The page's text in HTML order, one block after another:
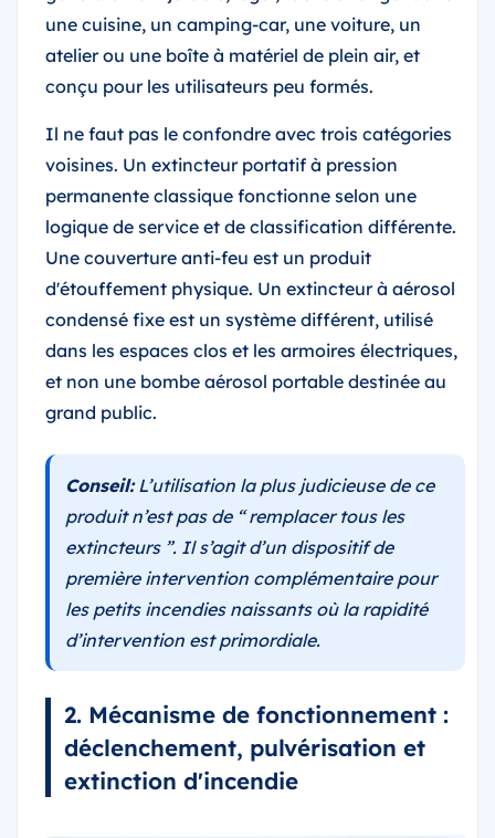
une cuisine, un camping-car, une voiture, un
atelier ou une boîte à matériel de plein air, et
conçu pour les utilisateurs peu formés.
Il ne faut pas le confondre avec trois catégories
voisines. Un extincteur portatif à pression
permanente classique fonctionne selon une
logique de service et de classification différente.
Une couverture anti-feu est un produit
d'étouffement physique. Un extincteur à aérosol
condensé fixe est un système différent, utilisé
dans les espaces clos et les armoires électriques,
et non une bombe aérosol portable destinée au
grand public.
Conseil:L’utilisation la plus judicieuse de ce
produit n’est pas de “ remplacer tous les
extincteurs ”. Il s’agit d’un dispositif de
première intervention complémentaire pour
les petits incendies naissants où la rapidité
d’intervention est primordiale.
2. Mécanisme de fonctionnement :
déclenchement, pulvérisation et
extinction d'incendie